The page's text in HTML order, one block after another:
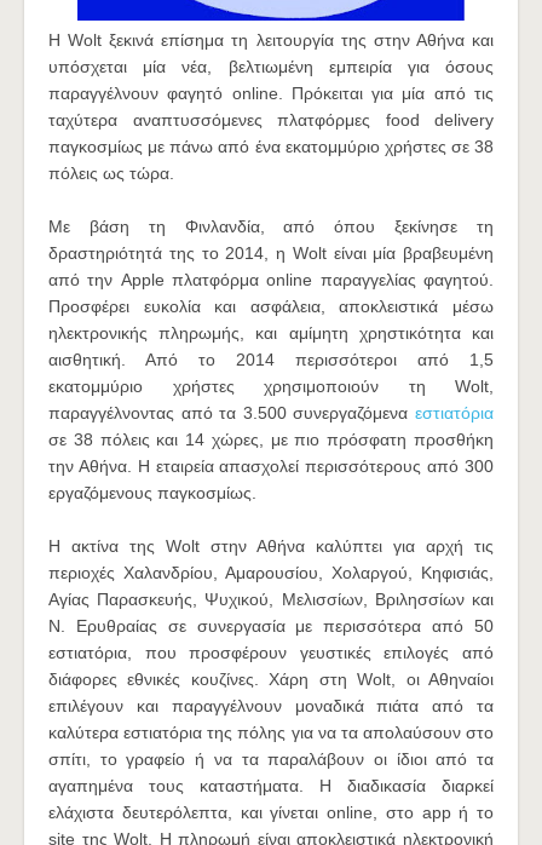
H Wolt ξεκινά επίσημα τη λειτουργία της στην Αθήνα και
υπόσχεται μία νέα, βελτιωμένη εμπειρία για όσους
παραγγέλνουν φαγητό online. Πρόκειται για μία από τις
ταχύτερα αναπτυσσόμενες πλατφόρμες food delivery
παγκοσμίως με πάνω από ένα εκατομμύριο χρήστες σε 38
πόλεις ως τώρα.
Mε βάση τη Φινλανδία, από όπου ξεκίνησε τη
δραστηριότητά της το 2014, η Wolt είναι μία βραβευμένη
από την Apple πλατφόρμα online παραγγελίας φαγητού.
Προσφέρει ευκολία και ασφάλεια, αποκλειστικά μέσω
ηλεκτρονικής πληρωμής, και αμίμητη χρηστικότητα και
αισθητική. Από το 2014 περισσότεροι από 1,5
εκατομμύριο χρήστες χρησιμοποιούν τη Wolt,
παραγγέλνοντας από τα 3.500 συνεργαζόμενα εστιατόρια
σε 38 πόλεις και 14 χώρες, με πιο πρόσφατη προσθήκη
την Αθήνα. Η εταιρεία απασχολεί περισσότερους από 300
εργαζόμενους παγκοσμίως.
H ακτίνα της Wolt στην Αθήνα καλύπτει για αρχή τις
περιοχές Χαλανδρίου, Αμαρουσίου, Χολαργού, Κηφισιάς,
Αγίας Παρασκευής, Ψυχικού, Μελισσίων, Βριλησσίων και
Ν. Ερυθραίας σε συνεργασία με περισσότερα από 50
εστιατόρια, που προσφέρουν γευστικές επιλογές από
διάφορες εθνικές κουζίνες. Xάρη στη Wolt, οι Αθηναίοι
επιλέγουν και παραγγέλνουν μοναδικά πιάτα από τα
καλύτερα εστιατόρια της πόλης για να τα απολαύσουν στο
σπίτι, το γραφείο ή να τα παραλάβουν οι ίδιοι από τα
αγαπημένα τους καταστήματα. H διαδικασία διαρκεί
ελάχιστα δευτερόλεπτα, και γίνεται online, στο app ή το
site της Wolt. H πληρωμή είναι αποκλειστικά ηλεκτρονική